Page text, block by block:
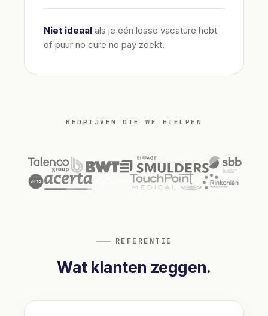
Niet ideaal als je één losse vacature hebt
of puur no cure no pay zoekt.
BEDRIJVEN DIE WE HIELPEN
REFERENTIE
Wat klanten zeggen.